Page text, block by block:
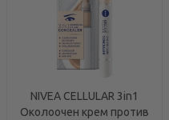
NIVEA CELLULAR 3in1
Околоочен крем против